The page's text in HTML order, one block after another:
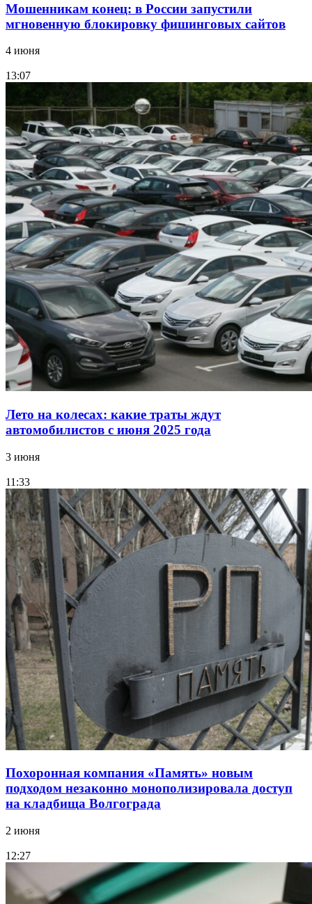
Мошенникам конец: в России запустили
мгновенную блокировку фишинговых сайтов
4 июня
13:07
Лето на колесах: какие траты ждут
автомобилистов с июня 2025 года
3 июня
11:33
Похоронная компания «Память» новым
подходом незаконно монополизировала доступ
на кладбища Волгограда
2 июня
12:27